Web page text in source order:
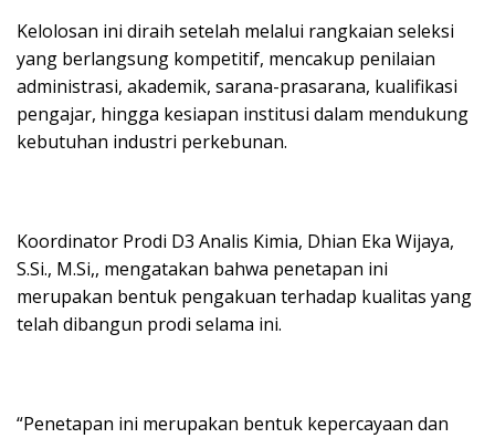
Kelolosan ini diraih setelah melalui rangkaian seleksi
yang berlangsung kompetitif, mencakup penilaian
administrasi, akademik, sarana-prasarana, kualifikasi
pengajar, hingga kesiapan institusi dalam mendukung
kebutuhan industri perkebunan.
Koordinator Prodi D3 Analis Kimia, Dhian Eka Wijaya,
S.Si., M.Si,, mengatakan bahwa penetapan ini
merupakan bentuk pengakuan terhadap kualitas yang
telah dibangun prodi selama ini.
“Penetapan ini merupakan bentuk kepercayaan dan